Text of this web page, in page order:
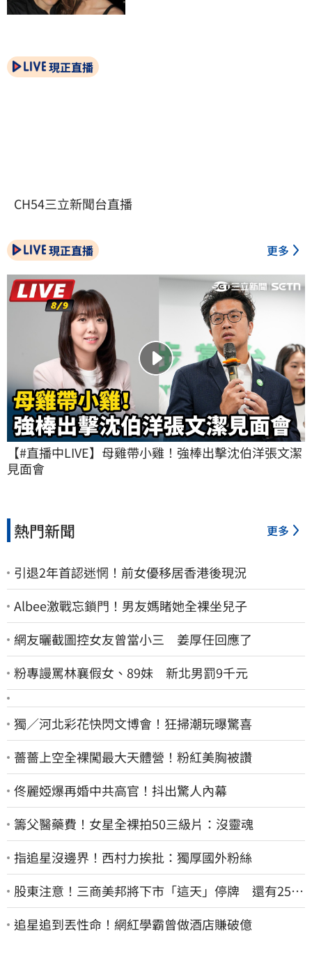
現正直播
CH54三立新聞台直播
現正直播 更多
【#直播中LIVE】母雞帶小雞！強棒出擊沈伯洋張文潔
見面會
熱門新聞 更多
引退2年首認迷惘！前女優移居香港後現況
Albee激戰忘鎖門！男友媽睹她全裸坐兒子
網友曬截圖控女友曾當小三 姜厚任回應了
粉專謾罵林襄假女、89妹 新北男罰9千元
獨／河北彩花快閃文博會！狂掃潮玩曝驚喜
薔薔上空全裸闖最大天體營！粉紅美胸被讚
佟麗婭爆再婚中共高官！抖出驚人內幕
籌父醫藥費！女星全裸拍50三級片：沒靈魂
指追星沒邊界！西村力挨批：獨厚國外粉絲
股東注意！三商美邦將下市「這天」停牌 還有252
名千張大戶
追星追到丟性命！網紅學霸曾做酒店賺破億